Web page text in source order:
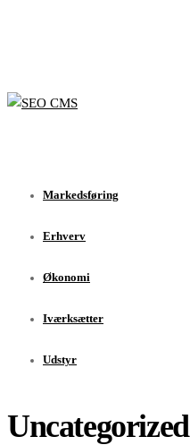
Markedsføring
Erhverv
Økonomi
Iværksætter
Udstyr
Uncategorized